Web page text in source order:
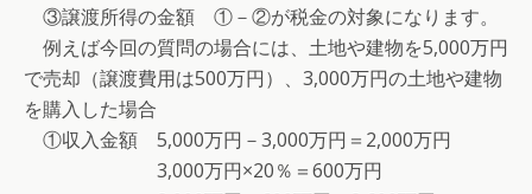
③譲渡所得の金額 ①－②が税金の対象になります。
例えば今回の質問の場合には、土地や建物を5,000万円
で売却（譲渡費用は500万円）、3,000万円の土地や建物
を購入した場合
①収入金額 5,000万円－3,000万円＝2,000万円
3,000万円×20％＝600万円